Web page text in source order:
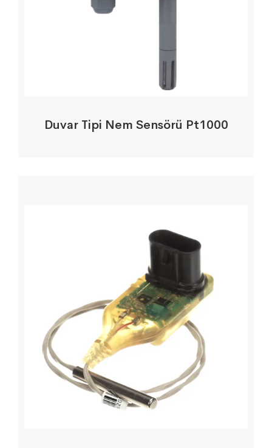
Duvar Tipi Nem Sensörü Pt1000